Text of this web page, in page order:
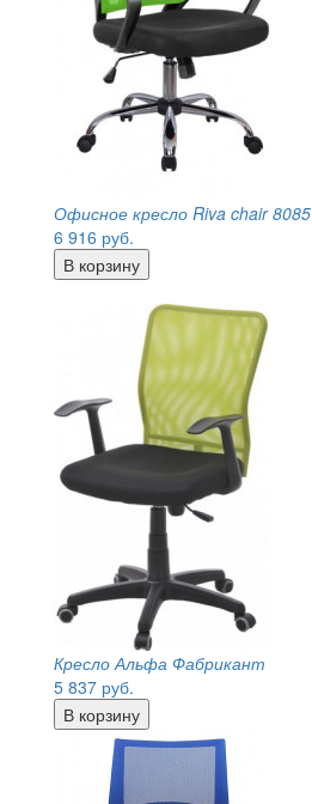
Офисное кресло Riva chair
6 916 руб.
Кресло Альфа Фабрикант
5 837 руб.